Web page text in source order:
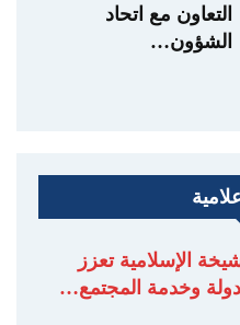
التعاون مع اتحاد
الشؤون…
الإسلامية تعزز
وخدمة المجتمع…